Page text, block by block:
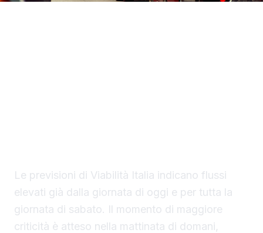
Le previsioni di Viabilità Italia indicano flussi
elevati già dalla giornata di oggi e per tutta la
giornata di sabato. Il momento di maggiore
criticità è atteso nella mattinata di domani,